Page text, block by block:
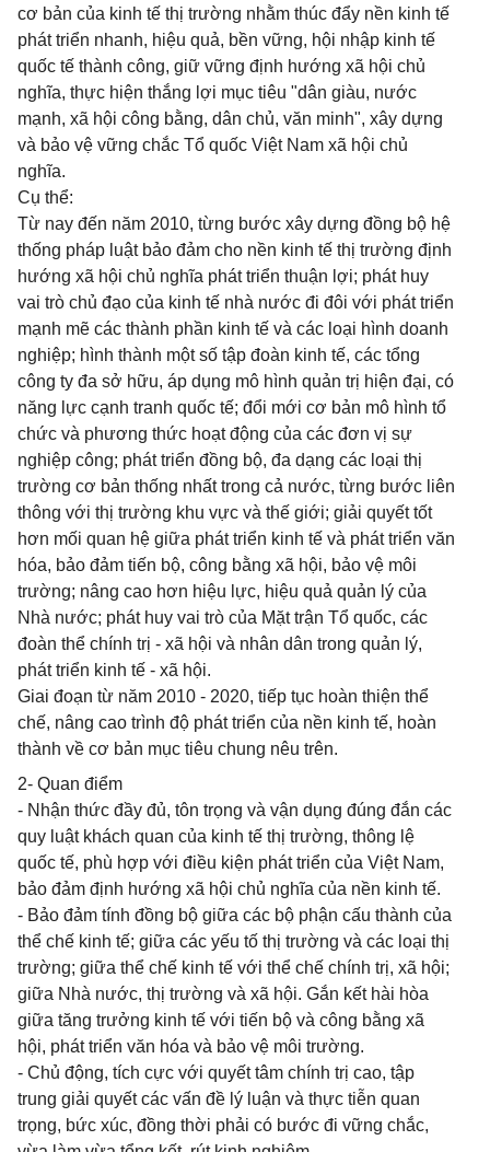
cơ bản của kinh tế thị trường nhằm thúc đẩy nền kinh tế
phát triển nhanh, hiệu quả, bền vững, hội nhập kinh tế
quốc tế thành công, giữ vững định hướng xã hội chủ
nghĩa, thực hiện thắng lợi mục tiêu "dân giàu, nước
mạnh, xã hội công bằng, dân chủ, văn minh", xây dựng
và bảo vệ vững chắc Tổ quốc Việt Nam xã hội chủ
nghĩa.
Cụ thể:
Từ nay đến năm 2010, từng bước xây dựng đồng bộ hệ
thống pháp luật bảo đảm cho nền kinh tế thị trường định
hướng xã hội chủ nghĩa phát triển thuận lợi; phát huy
vai trò chủ đạo của kinh tế nhà nước đi đôi với phát triển
mạnh mẽ các thành phần kinh tế và các loại hình doanh
nghiệp; hình thành một số tập đoàn kinh tế, các tổng
công ty đa sở hữu, áp dụng mô hình quản trị hiện đại, có
năng lực cạnh tranh quốc tế; đổi mới cơ bản mô hình tổ
chức và phương thức hoạt động của các đơn vị sự
nghiệp công; phát triển đồng bộ, đa dạng các loại thị
trường cơ bản thống nhất trong cả nước, từng bước liên
thông với thị trường khu vực và thế giới; giải quyết tốt
hơn mối quan hệ giữa phát triển kinh tế và phát triển văn
hóa, bảo đảm tiến bộ, công bằng xã hội, bảo vệ môi
trường; nâng cao hơn hiệu lực, hiệu quả quản lý của
Nhà nước; phát huy vai trò của Mặt trận Tổ quốc, các
đoàn thể chính trị - xã hội và nhân dân trong quản lý,
phát triển kinh tế - xã hội.
Giai đoạn từ năm 2010 - 2020, tiếp tục hoàn thiện thể
chế, nâng cao trình độ phát triển của nền kinh tế, hoàn
thành về cơ bản mục tiêu chung nêu trên.
2- Quan điểm
- Nhận thức đầy đủ, tôn trọng và vận dụng đúng đắn các
quy luật khách quan của kinh tế thị trường, thông lệ
quốc tế, phù hợp với điều kiện phát triển của Việt Nam,
bảo đảm định hướng xã hội chủ nghĩa của nền kinh tế.
- Bảo đảm tính đồng bộ giữa các bộ phận cấu thành của
thể chế kinh tế; giữa các yếu tố thị trường và các loại thị
trường; giữa thể chế kinh tế với thể chế chính trị, xã hội;
giữa Nhà nước, thị trường và xã hội. Gắn kết hài hòa
giữa tăng trưởng kinh tế với tiến bộ và công bằng xã
hội, phát triển văn hóa và bảo vệ môi trường.
- Chủ động, tích cực với quyết tâm chính trị cao, tập
trung giải quyết các vấn đề lý luận và thực tiễn quan
trọng, bức xúc, đồng thời phải có bước đi vững chắc,